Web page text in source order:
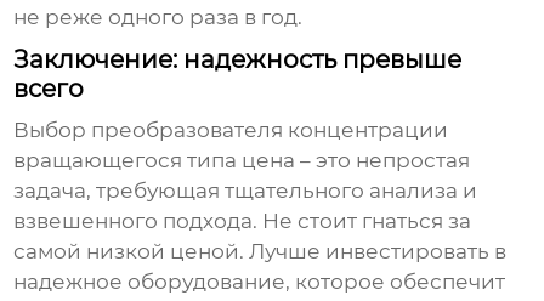
не реже одного раза в год.
Заключение: надежность превыше
всего
Выбор преобразователя концентрации
вращающегося типа цена – это непростая
задача, требующая тщательного анализа и
взвешенного подхода. Не стоит гнаться за
самой низкой ценой. Лучше инвестировать в
надежное оборудование, которое обеспечит